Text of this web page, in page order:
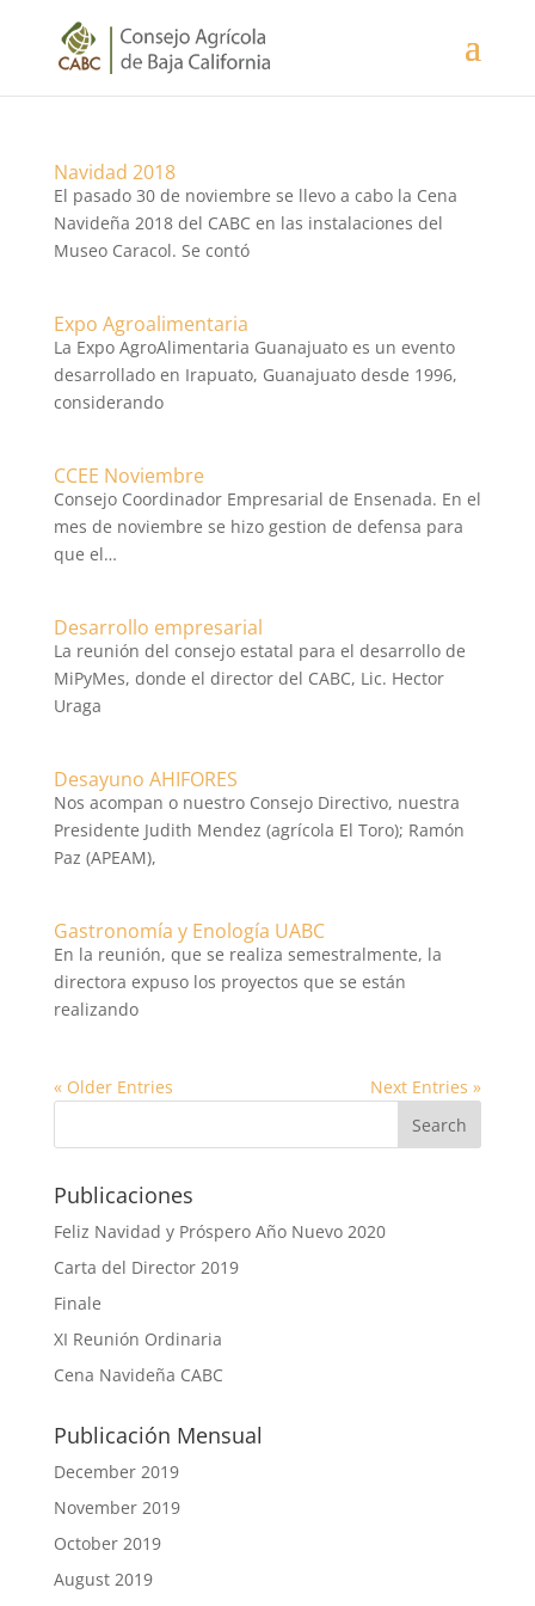
Navidad 2018
El pasado 30 de noviembre se llevo a cabo la Cena
Navideña 2018 del CABC en las instalaciones del
Museo Caracol. Se contó
Expo Agroalimentaria
La Expo AgroAlimentaria Guanajuato es un evento
desarrollado en Irapuato, Guanajuato desde 1996,
considerando
CCEE Noviembre
Consejo Coordinador Empresarial de Ensenada. En el
mes de noviembre se hizo gestion de defensa para
que el…
Desarrollo empresarial
La reunión del consejo estatal para el desarrollo de
MiPyMes, donde el director del CABC, Lic. Hector
Uraga
Desayuno AHIFORES
Nos acompan o nuestro Consejo Directivo, nuestra
Presidente Judith Mendez (agrícola El Toro); Ramón
Paz (APEAM),
Gastronomía y Enología UABC
En la reunión, que se realiza semestralmente, la
directora expuso los proyectos que se están
realizando
« Older Entries Next Entries »
Publicaciones
Feliz Navidad y Próspero Año Nuevo 2020
Carta del Director 2019
Finale
XI Reunión Ordinaria
Cena Navideña CABC
Publicación Mensual
December 2019
November 2019
October 2019
August 2019